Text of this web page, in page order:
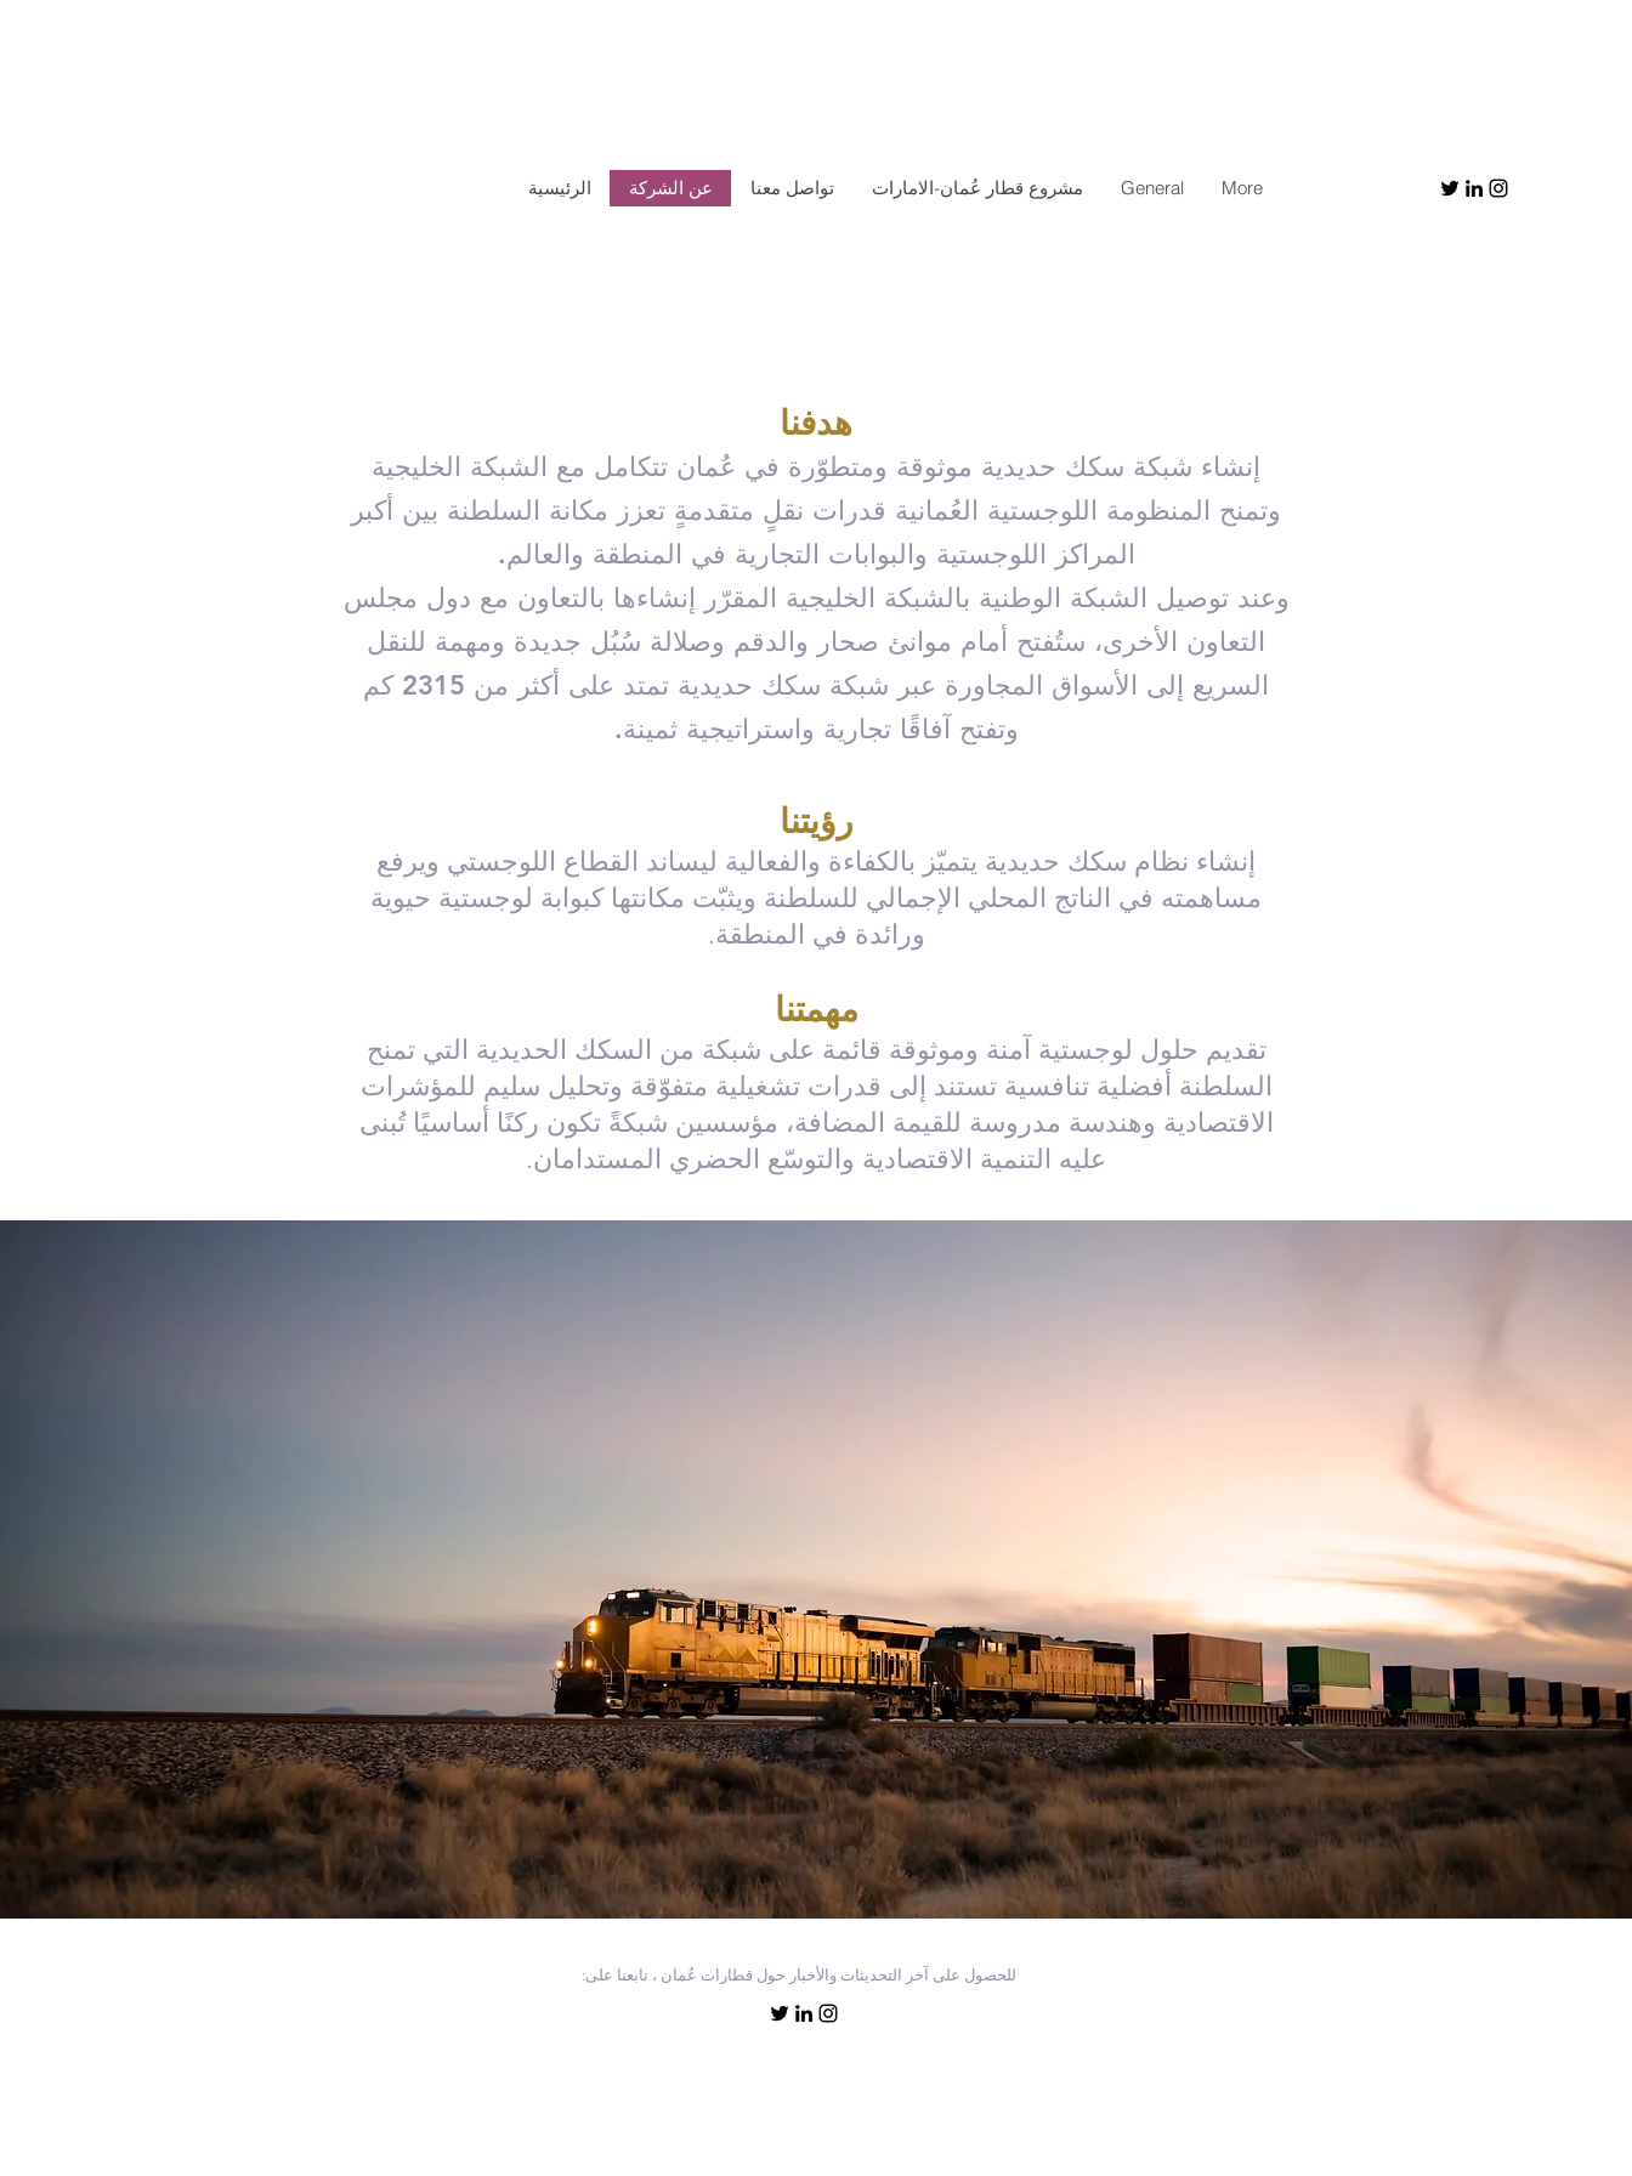
الرئيسية عن الشركة تواصل معنا مشروع قطار عُمان-الامارات General More
هدفنا
إنشاء شبكة سكك حديدية موثوقة ومتطوّرة في عُمان تتكامل مع الشبكة الخليجية
وتمنح المنظومة اللوجستية العُمانية قدرات نقلٍ متقدمةٍ تعزز مكانة السلطنة بين أكبر
المراكز اللوجستية والبوابات التجارية في المنطقة والعالم.
وعند توصيل الشبكة الوطنية بالشبكة الخليجية المقرّر إنشاءها بالتعاون مع دول مجلس
التعاون الأخرى، ستُفتح أمام موانئ صحار والدقم وصلالة سُبُل جديدة ومهمة للنقل
السريع إلى الأسواق المجاورة عبر شبكة سكك حديدية تمتد على أكثر من 2315 كم
وتفتح آفاقًا تجارية واستراتيجية ثمينة.
رؤيتنا
إنشاء نظام سكك حديدية يتميّز بالكفاءة والفعالية ليساند القطاع اللوجستي ويرفع
مساهمته في الناتج المحلي الإجمالي للسلطنة ويثبّت مكانتها كبوابة لوجستية حيوية
ورائدة في المنطقة.
مهمتنا
تقديم حلول لوجستية آمنة وموثوقة قائمة على شبكة من السكك الحديدية التي تمنح
السلطنة أفضلية تنافسية تستند إلى قدرات تشغيلية متفوّقة وتحليل سليم للمؤشرات
الاقتصادية وهندسة مدروسة للقيمة المضافة، مؤسسين شبكةً تكون ركنًا أساسيًا تُبنى
عليه التنمية الاقتصادية والتوسّع الحضري المستدامان.
للحصول على آخر التحديثات والأخبار حول قطارات عُمان ، تابعنا على: